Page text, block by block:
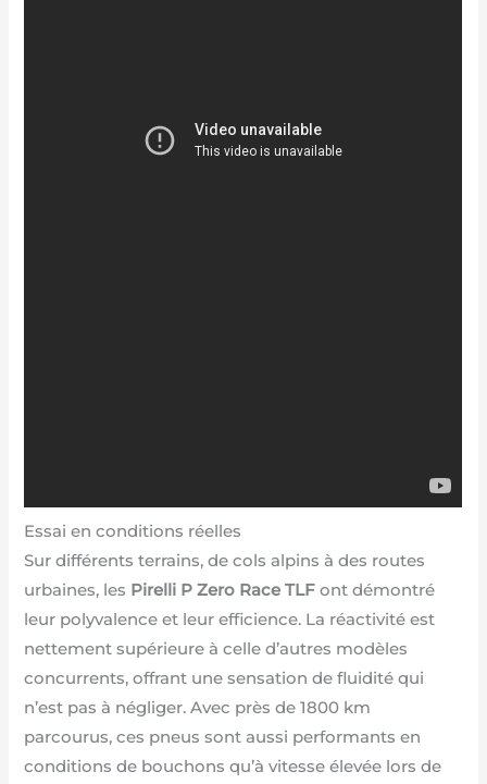
Essai en conditions réelles
Sur différents terrains, de cols alpins à des routes
urbaines, les Pirelli P Zero Race TLF ont démontré
leur polyvalence et leur efficience. La réactivité est
nettement supérieure à celle d’autres modèles
concurrents, offrant une sensation de fluidité qui
n’est pas à négliger. Avec près de 1800 km
parcourus, ces pneus sont aussi performants en
conditions de bouchons qu’à vitesse élevée lors de